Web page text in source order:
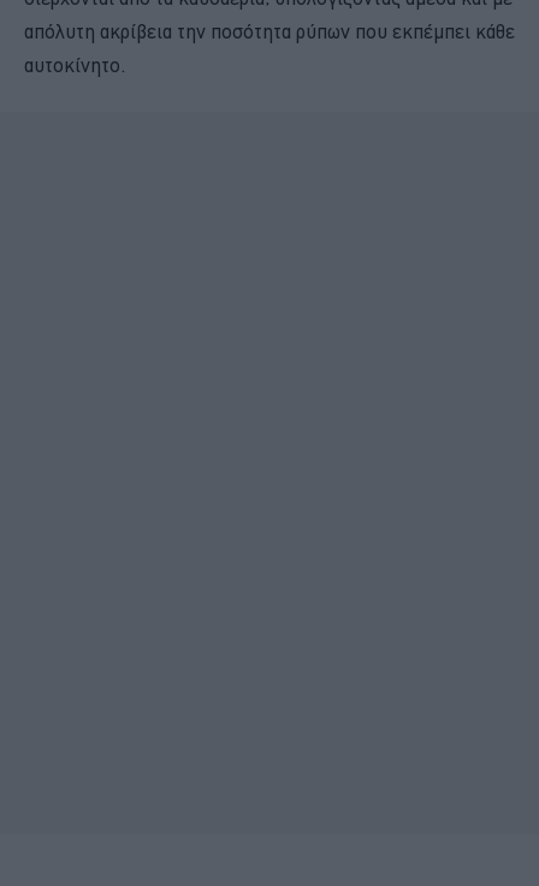
απόλυτη ακρίβεια την ποσότητα ρύπων που εκπέμπει κάθε
αυτοκίνητο.